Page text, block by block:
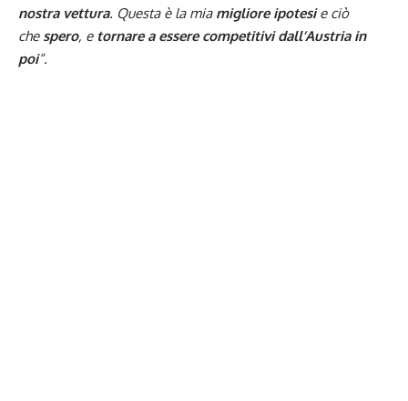
nostra vettura. Questa è la mia migliore ipotesie ciò
che spero, e tornare a essere competitivi dall’Austria in
poi“.